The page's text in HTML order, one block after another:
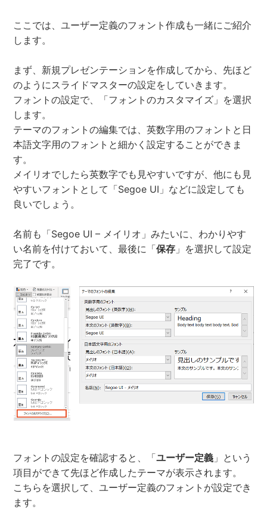
ここでは、ユーザー定義のフォント作成も一緒にご紹介
します。
まず、新規プレゼンテーションを作成してから、先ほど
のようにスライドマスターの設定をしていきます。
フォントの設定で、「フォントのカスタマイズ」を選択
します。
テーマのフォントの編集では、英数字用のフォントと日
本語文字用のフォントと細かく設定することができま
す。
メイリオでしたら英数字でも見やすいですが、他にも見
やすいフォントとして「Segoe UI」などに設定しても
良いでしょう。
名前も「Segoe UI – メイリオ」みたいに、わかりやす
い名前を付けておいて、最後に「保存 」を選択して設定
完了です。
フォントの設定を確認すると、「ユーザー定義 」という
項目ができて先ほど作成したテーマが表示されます。
こちらを選択して、ユーザー定義のフォントが設定でき
ます。